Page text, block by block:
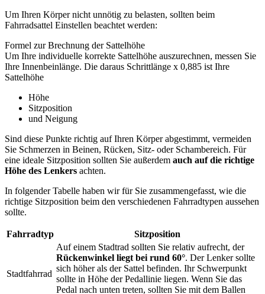
Um Ihren Körper nicht unnötig zu belasten, sollten beim
Fahrradsattel Einstellen beachtet werden:
Formel zur Brechnung der Sattelhöhe
Um Ihre individuelle korrekte Sattelhöhe auszurechnen, messen Sie
Ihre Innenbeinlänge. Die daraus Schrittlänge x 0,885 ist Ihre
Sattelhöhe
Höhe
Sitzposition
und Neigung
Sind diese Punkte richtig auf Ihren Körper abgestimmt, vermeiden
Sie Schmerzen in Beinen, Rücken, Sitz- oder Schambereich. Für
eine ideale Sitzposition sollten Sie außerdem auch auf die richtige
Höhe des Lenkers achten.
In folgender Tabelle haben wir für Sie zusammengefasst, wie die
richtige Sitzposition beim den verschiedenen Fahrradtypen aussehen
sollte.
Fahrradtyp Sitzposition
Stadtfahrrad
Auf einem Stadtrad sollten Sie relativ aufrecht, der
Rückenwinkel liegt bei rund 60°. Der Lenker sollte
sich höher als der Sattel befinden. Ihr Schwerpunkt
sollte in Höhe der Pedallinie liegen. Wenn Sie das
Pedal nach unten treten, sollten Sie mit dem Ballen